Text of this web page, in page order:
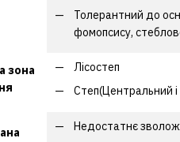
Толерантний до
фомопсису,
зона
Лісостеп
Степ(Центральний і
Недостатнє